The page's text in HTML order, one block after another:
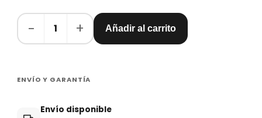
− 1 + Añadir al carrito
ENVÍO Y GARANTÍA
Envío disponible